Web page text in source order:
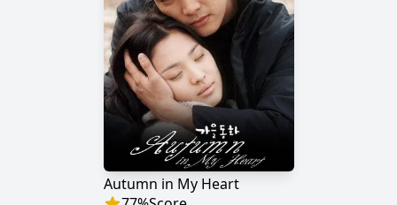
Autumn in My Heart